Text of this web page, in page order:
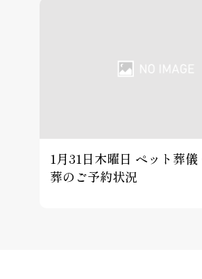
1月31日木曜日 ペット葬
葬のご予約状況